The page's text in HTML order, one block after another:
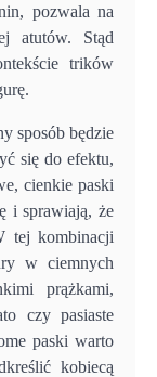
pozwala na
atutów. Stąd
trików
sposób będzie
się do efektu,
cienkie paski
i sprawiają, że
tej kombinacji
w ciemnych
prążkami,
czy pasiaste
paski warto
kobiecą